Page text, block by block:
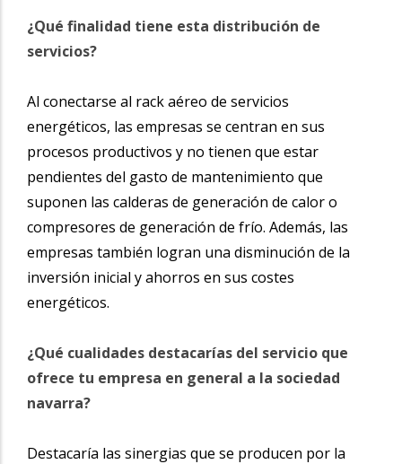
¿Qué finalidad tiene esta distribución de
servicios?
Al conectarse al rack aéreo de servicios
energéticos, las empresas se centran en sus
procesos productivos y no tienen que estar
pendientes del gasto de mantenimiento que
suponen las calderas de generación de calor o
compresores de generación de frío. Además, las
empresas también logran una disminución de la
inversión inicial y ahorros en sus costes
energéticos.
¿Qué cualidades destacarías del servicio que
ofrece tu empresa en general a la sociedad
navarra?
Destacaría las sinergias que se producen por la